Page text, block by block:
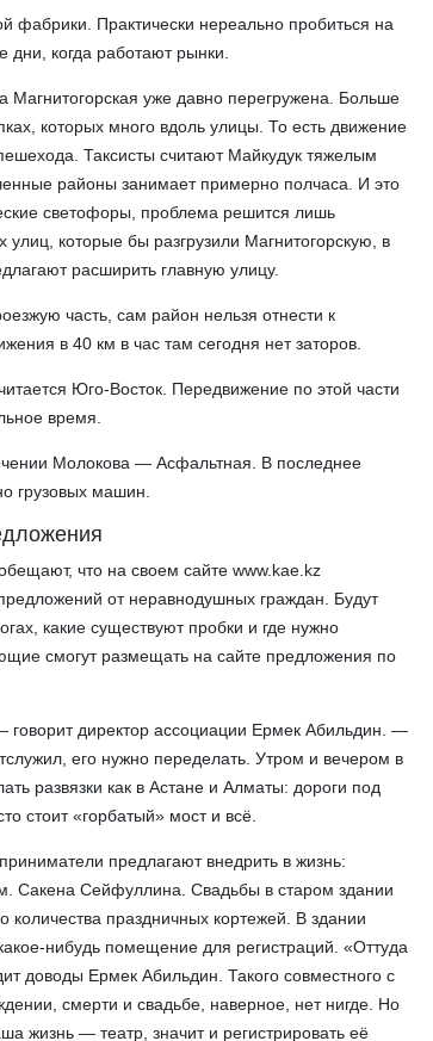
фабрики. Практически нереально пробиться на
когда работают рынки.
Магнитогорская уже давно перегружена. Больше
которых много вдоль улицы. То есть движение
Таксисты считают Майкудук тяжелым
районы занимает примерно полчаса. И это
светофоры, проблема решится лишь
улиц, которые бы разгрузили Магнитогорскую, в
расширить главную улицу.
часть, сам район нельзя отнести к
в 40 км в час там сегодня нет заторов.
Юго-Восток. Передвижение по этой части
время.
Молокова — Асфальтная. В последнее
грузовых машин.
что на своем сайте www.kae.kz
от неравнодушных граждан. Будут
какие существуют пробки и где нужно
смогут размещать на сайте предложения по
директор ассоциации Ермек Абильдин. —
его нужно переделать. Утром и вечером в
развязки как в Астане и Алматы: дороги под
стоит «горбатый» мост и всё.
предлагают внедрить в жизнь:
Сакена Сейфуллина. Свадьбы в старом здании
праздничных кортежей. В здании
нибудь помещение для регистраций. «Оттуда
доводы Ермек Абильдин. Такого совместного с
смерти и свадьбе, наверное, нет нигде. Но
жизнь — театр, значит и регистрировать её